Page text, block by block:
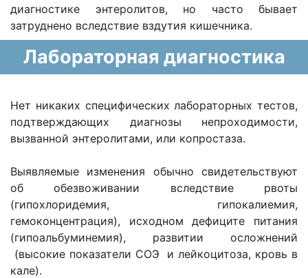
диагностике энтеролитов, но часто бывает
затруднено вследствие вздутия кишечника.
Лабораторная диагностика
Нет никаких специфических лабораторных тестов,
подтверждающих диагнозы непроходимости,
вызванной энтеролитами, или копростаза.
Выявляемые изменения обычно свидетельствуют
об обезвоживании вследствие рвоты
(гипохлоридемия, гипокалиемия,
гемоконцентрация), исходном дефиците питания
(гипоальбуминемия), развитии осложнений
(высокие показатели СОЭ и лейкоцитоза, кровь в
кале).